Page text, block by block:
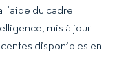
du cadre
mis à jour
disponibles en